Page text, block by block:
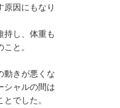
原因にもなり
持し、体重も
と。
動きが悪くな
シャルの間は
でした。